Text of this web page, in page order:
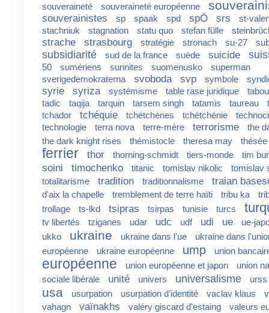
souveraineté souveraineté européenne
souverainistes sp spaak spd spÖ srs
st-
stachniuk
stagnation statu quo stefan fülle
strache strasbourg stratégie stronach su-27
subsidiarité sud de la france suède suicide
50 sumériens sunnites suomenusko
superman
sverigedemokraterna
svoboda svp symbole
syrie syriza systémisme table rase juridique
tabou
tadic
taqija tarquin tarsem singh tatamis taureau
tchador
tchéquie tchétchènes tchétchénie
technologie
terra nova terre-mère terrorisme
the
the dark knight rises
thémistocle theresa may thésée
ferrier thor thorning-schmidt tiers-monde tim
soini timochenko titanic tomislav nikolic
tomislav
totalitarisme
tradition traditionnalisme traian
d'aix la chapelle tremblement de terre haïti tribu ka
trollage
ts-lkd tsipras tsirpas tunisie turcs
tv libertés tziganes udar udc udf udi ue
ue-
ukko
ukraine ukraine dans l'ue
ukraine dans
européenne
ukraine européenne ump union
européenne union européenne et japon
union
sociale libérale
unité univers universalisme urss
usa usurpation usurpation d'identité vaclav klaus
vahagn
vaïnakhs valéry giscard d'estaing valeurs